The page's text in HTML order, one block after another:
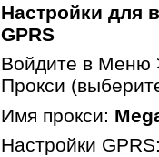
Настройки для
GPRS
Войдите в Mеню
Прокси
Имя прокси:
Настройки